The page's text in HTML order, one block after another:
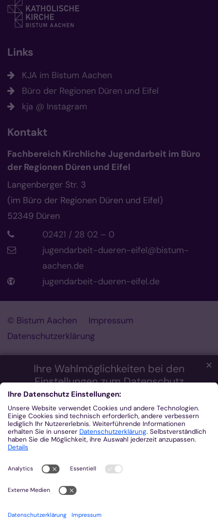
Ihre Wahlmöglichkeiten bei den
Einstellungen zum Datenschutz
Wir möchten Ihnen ein optimales Webseiten-Erlebnis bieten.
Dazu verwenden wir Cookies, die für das Funktionieren unserer
Website notwendig sind. Mit Ihrer Zustimmung verwenden wir
auch Cookies und andere Technologien, die zur Anzeige
externer Inhalte (Videos über Youtube, Audios über
Soundcloud, Karten über MapTiler ...) oder zu anonymen
Statistikzwecken genutzt werden. Sie können selbst
beachten Sie, dass auf Basis Ihrer Einstellungen womöglich
Weitere Informationen und die Möglichkeit zum Widerruf Ihrer
Einwillung finden Sie in unserer
✕
Datenschutzerklärung
Links
KJA im Bistum Aachen
Büro der Regionen Düren und Eifel
kja @ Instagram
Kontakt
Fachbereich Kirchliche Jugendarbeit im Büro
der Regionen Düren und Eifel
Langenberger Str. 3
(im Büro der Regionen Düren und Eifel)
52349 Düren
02421 / 28 02 – 0
jugendarbeit-dueren-eifel@bistum-
aachen.de
jugendarbeit-dueren-eifel.de
© Bistum Aachen
Impressum
Datenschutzerklärung